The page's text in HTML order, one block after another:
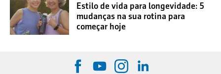
Estilo de vida para longevidade: 5
mudanças na sua rotina para
começar hoje